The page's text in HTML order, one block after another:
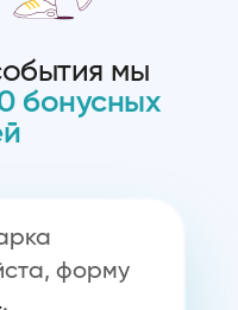
мы
бонусных
форму
.